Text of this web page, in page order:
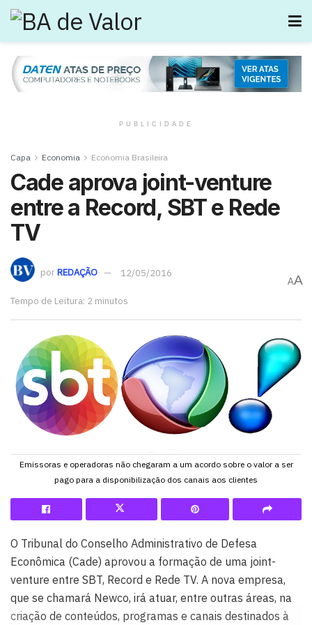
PUBLICIDADE
Capa Economia Economia Brasileira
Cade aprova joint-venture
entre a Record, SBT e Rede
TV
porREDAÇÃO 12/05/2016
Tempo de Leitura: 2 minutos
AA
Emissoras e operadoras não chegaram a um acordo sobre o valor a ser
pago para a disponibilização dos canais aos clientes
O Tribunal do Conselho Administrativo de Defesa
Econômica (Cade) aprovou a formação de uma joint-
venture entre SBT, Record e Rede TV. A nova empresa,
que se chamará Newco, irá atuar, entre outras áreas, na
criação de conteúdos, programas e canais destinados à